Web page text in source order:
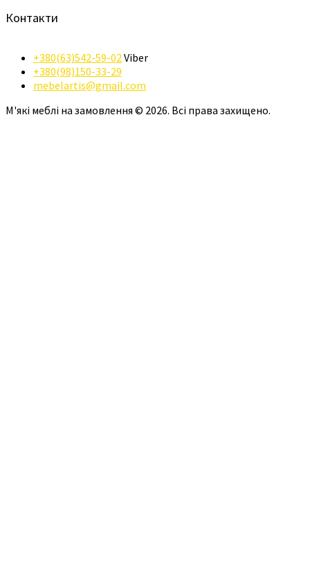
Контакти
+380(63)542-59-02Viber
+380(98)150-33-29
mebelartis@gmail.com
М'які меблі на замовлення © 2026. Всі права захищено.